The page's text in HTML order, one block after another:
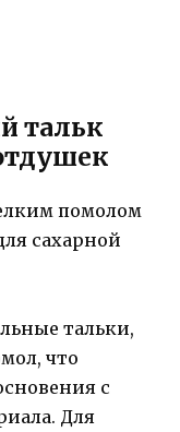
тальк
помолом
сахарной
тальки,
что
с
Для